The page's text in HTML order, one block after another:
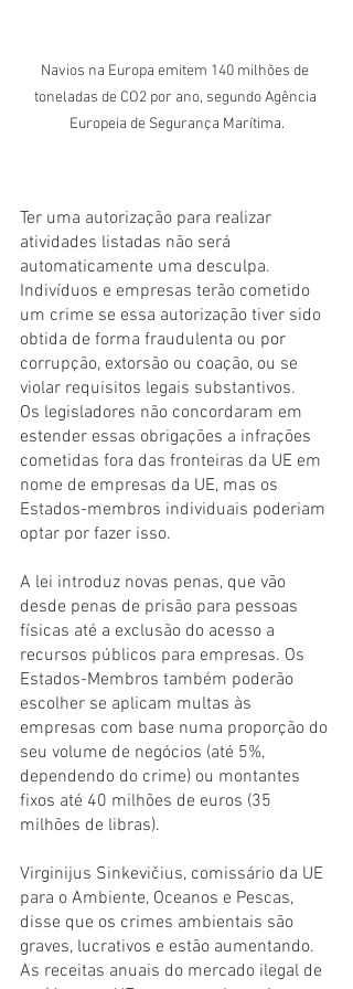
Navios na Europa emitem 140 milhões de
toneladas de CO2 por ano, segundo Agência
Europeia de Segurança Marítima.
Ter uma autorização para realizar
atividades listadas não será
automaticamente uma desculpa.
Indivíduos e empresas terão cometido
um crime se essa autorização tiver sido
obtida de forma fraudulenta ou por
corrupção, extorsão ou coação, ou se
violar requisitos legais substantivos.
Os legisladores não concordaram em
estender essas obrigações a infrações
cometidas fora das fronteiras da UE em
nome de empresas da UE, mas os
Estados-membros individuais poderiam
optar por fazer isso.
A lei introduz novas penas, que vão
desde penas de prisão para pessoas
físicas até a exclusão do acesso a
recursos públicos para empresas. Os
Estados-Membros também poderão
escolher se aplicam multas às
empresas com base numa proporção do
seu volume de negócios (até 5%,
dependendo do crime) ou montantes
fixos até 40 milhões de euros (35
milhões de libras).
Virginijus Sinkevičius, comissário da UE
para o Ambiente, Oceanos e Pescas,
disse que os crimes ambientais são
graves, lucrativos e estão aumentando.
As receitas anuais do mercado ilegal de